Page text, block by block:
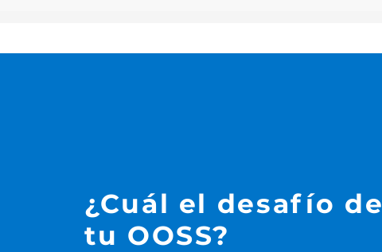
¿Cuál el desafío de
tu OOSS?